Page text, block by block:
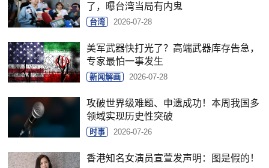
了，曝台湾当局有内鬼
台湾 2026-07-28
美军武器快打光了？高端武器库存告急，
专家最怕一事发生
新闻解画 2026-07-28
攻破世界级难题、申遗成功！本周我国多
领域实现历史性突破
时事 2026-07-26
香港知名女演员宣萱发声明：图是假的！